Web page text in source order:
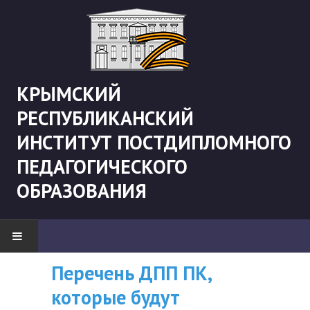
КРЫМСКИЙ
РЕСПУБЛИКАНСКИЙ
ИНСТИТУТ ПОСТДИПЛОМНОГО
ПЕДАГОГИЧЕСКОГО
ОБРАЗОВАНИЯ
НОВОСТИ
"Боевая" русистика
ВНИМАНИЮ
СЛУШАТЕЛЕЙ, У
Перечень ДПП ПК,
которые будут